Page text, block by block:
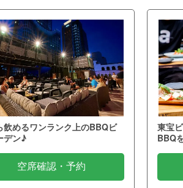
飲めるワンランク上のBBQビ
デン♪
空席確認・予約
東宝
BBQ